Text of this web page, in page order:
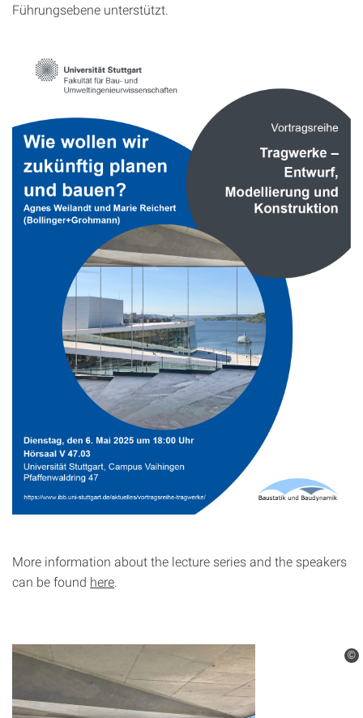
Führungsebene unterstützt.
More information about the lecture series and the speakers
can be found here.
©